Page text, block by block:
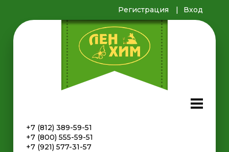
Регистрация Вход
+7 (812) 389-59-51
+7 (800) 555-59-51
+7 (921) 577-31-57